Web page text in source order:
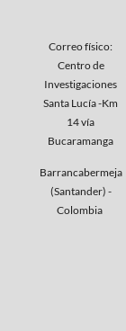
Correo físico:
Centro de
Investigaciones
Santa Lucía -Km
14 vía
Bucaramanga
Barrancabermeja
(Santander) -
Colombia